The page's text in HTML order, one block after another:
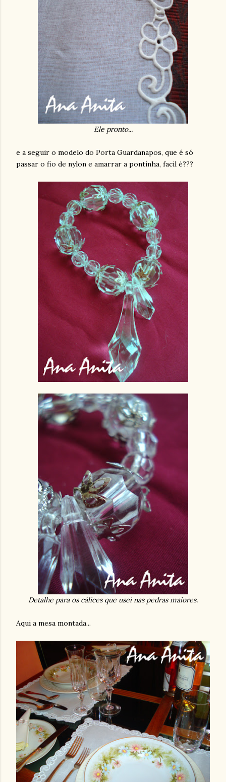
Ele pronto...
e a seguir o modelo do Porta Guardanapos, que é só
passar o fio de nylon e amarrar a pontinha, facil é???
Detalhe para os cálices que usei nas pedras maiores.
Aqui a mesa montada...